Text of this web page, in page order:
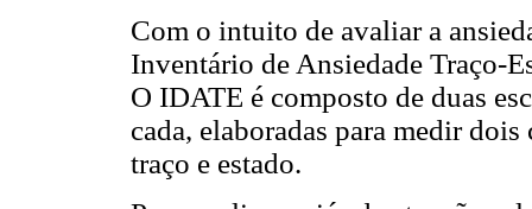
Com o intuito de avaliar a
Inventário de Ansiedade Traço-
O IDATE é composto de duas
cada, elaboradas para medir
traço e estado.